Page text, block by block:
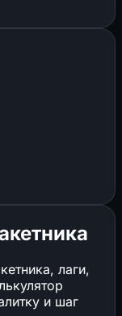
лаги,
и шаг